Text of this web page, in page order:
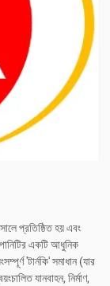
প্রতিষ্ঠিত হয় এবং
একটি আধুনিক
'টার্নকি' সমাধান (যার
যানবাহন, নির্মাণ,